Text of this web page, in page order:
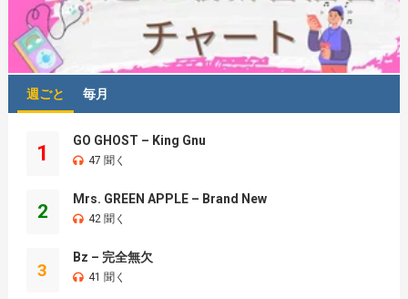
週ごと 毎月
1
GO GHOST – King Gnu
47 聞く
2
Mrs. GREEN APPLE – Brand New
42 聞く
3
Bz – 完全無欠
41 聞く